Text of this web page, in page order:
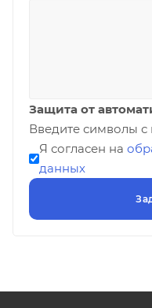
Защита от
Введите символы с
Я согласен на
данных